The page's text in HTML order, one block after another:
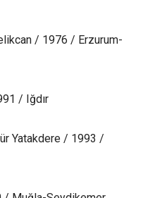
/ 1976 / Erzurum-
/ Iğdır
Yatakdere / 1993 /